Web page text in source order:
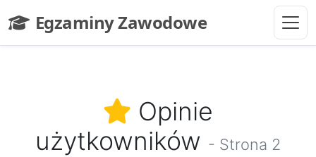
Egzaminy Zawodowe
- strona główna
Opinie
użytkowników - Strona 2